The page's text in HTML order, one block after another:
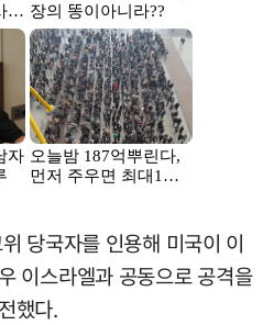
당국자를 인용해 미국이 이
이스라엘과 공동으로 공격을
했다.